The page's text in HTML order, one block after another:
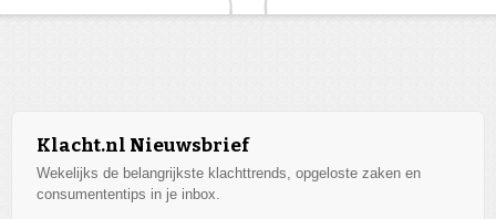
Klacht.nl Nieuwsbrief
Wekelijks de belangrijkste klachttrends, opgeloste zaken en
consumententips in je inbox.